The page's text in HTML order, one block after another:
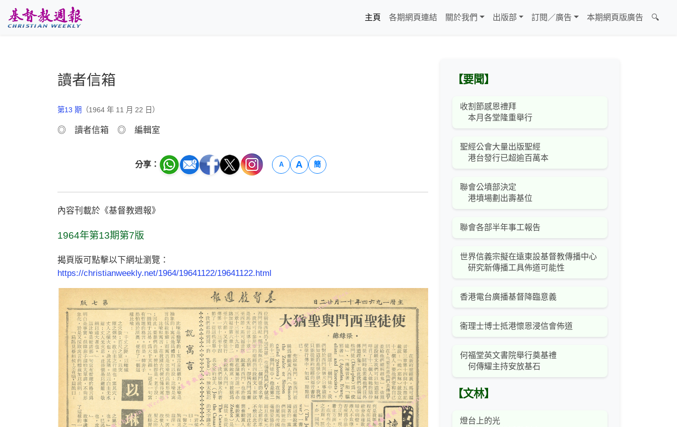
主頁
各期網頁連結 關於我們 出版部 訂閱／廣告 本期網頁版廣告 🔍
讀者信箱
第13 期 （1964 年 11 月 22 日）
◎ 讀者信箱 ◎ 編輯室
分享： A A 簡
內容刊載於《基督教週報》
1964年第13期第7版
揭頁版可點擊以下網址瀏覽：
https://christianweekly.net/1964/19641122/19641122.html
【要聞】
收割節感恩禮拜
本月各堂隆重舉行
聖經公會大量出版聖經
港台發行已超逾百萬本
聯會公墳部決定
港墳場劃出壽基位
聯會各部半年事工報告
世界信義宗擬在遠東設基督教傳播中心
研究新傳播工具佈道可能性
香港電台廣播基督降臨意義
衞理士博士抵港懷恩浸信會佈道
何福堂英文書院舉行奠基禮
何傳耀主持安放基石
【文林】
燈台上的光